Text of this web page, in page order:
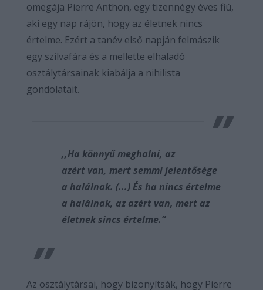
omegája Pierre Anthon, egy tizennégy éves fiú,
aki egy nap rájön, hogy az életnek nincs
értelme. Ezért a tanév első napján felmászik
egy szilvafára és a mellette elhaladó
osztálytársainak kiabálja a nihilista
gondolatait.
,,Ha könnyű meghalni, az
azért van, mert semmi jelentősége
a halálnak. (...) És ha nincs értelme
a halálnak, az azért van, mert az
életnek sincs értelme.”
Az osztálytársai, hogy bizonyítsák, hogy Pierre